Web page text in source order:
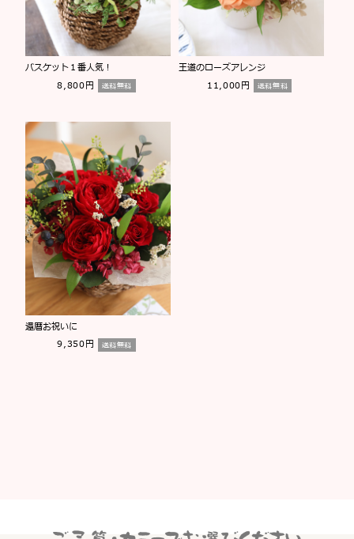
バスケット１番人気！
8,800円
送料無料
王道のローズアレンジ
11,000円
送料無料
還暦お祝いに
9,350円
送料無料